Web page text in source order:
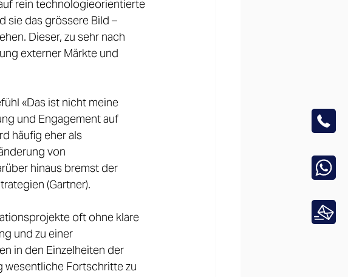
rein technologieorientierte
sie das grössere Bild –
Dieser, zu sehr nach
externer Märkte und
«Das ist nicht meine
und Engagement auf
häufig eher als
von
hinaus bremst der
(Gartner).
oft ohne klare
und zu einer
in den Einzelheiten der
wesentliche Fortschritte zu